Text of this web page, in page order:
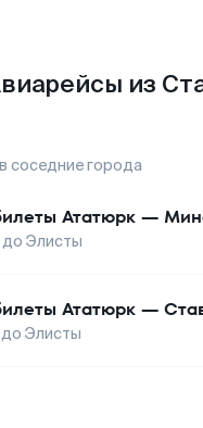
из
соседние города
Ататюрк —
до Элисты
Ататюрк —
Элисты